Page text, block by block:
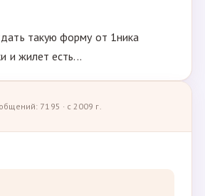
такую форму от 1ника
и жилет есть...
7195 · с 2009 г.